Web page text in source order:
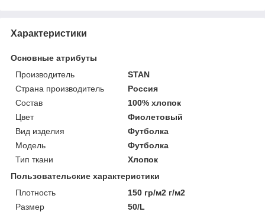
Характеристики
Основные атрибуты
Производитель
STAN
Страна производитель
Россия
Состав
100% хлопок
Цвет
Фиолетовый
Вид изделия
Футболка
Мoдель
Футболка
Тип ткани
Хлопок
Пользовательские характеристики
Плотность
150 гр/м2 г/м2
Размер
50/L